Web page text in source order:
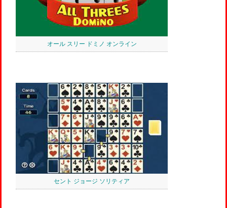
オール スリー ドミノ オンライン
セント ジョージ ソリティア